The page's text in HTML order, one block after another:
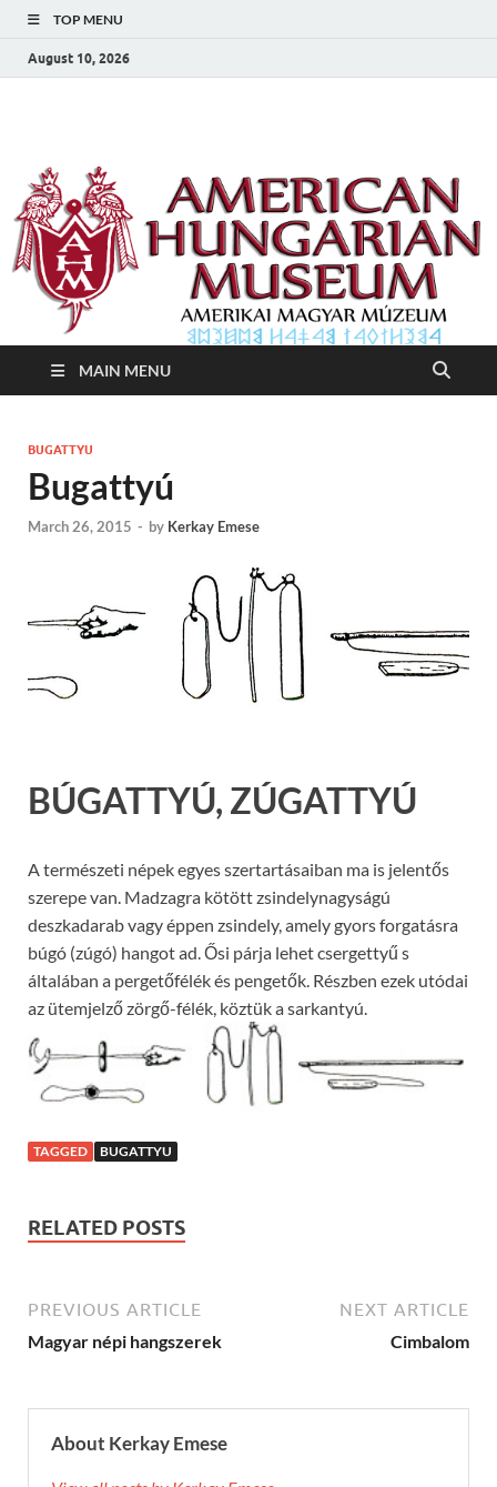
TOP MENU
August 10, 2026
Amerikai Magyar
Múzeum
MAIN MENU
BUGATTYU
Bugattyú
March 26, 2015 - by Kerkay Emese
BÚGATTYÚ, ZÚGATTYÚ
A természeti népek egyes szertartásaiban ma is jelentős
szerepe van. Madzagra kötött zsindelynagyságú
deszkadarab vagy éppen zsindely, amely gyors forgatásra
búgó (zúgó) hangot ad. Ősi párja lehet csergettyű s
általában a pergetőfélék és pengetők. Részben ezek utódai
az ütemjelző zörgő-félék, köztük a sarkantyú.
TAGGED BUGATTYU
RELATED POSTS
PREVIOUS ARTICLE
Magyar népi hangszerek
NEXT ARTICLE
Cimbalom
About Kerkay Emese